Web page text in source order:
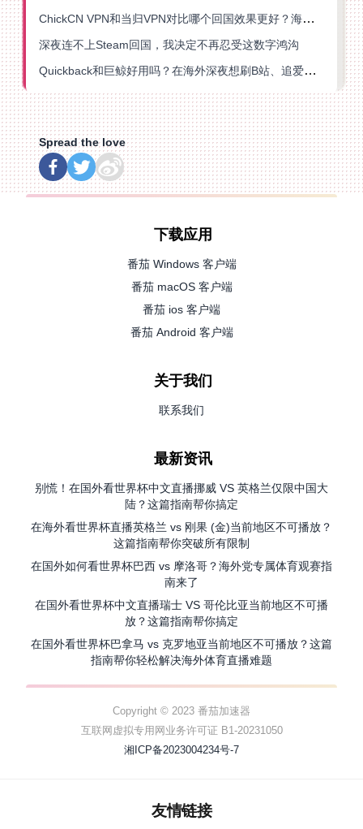
ChickCN VPN和当归VPN对比哪个回国效果更好？海外党亲测后选了它
深夜连不上Steam回国，我决定不再忍受这数字鸿沟
Quickback和巨鲸好用吗？在海外深夜想刷B站、追爱奇艺的你，或许正需要这份答案
Spread the love
下载应用
番茄 Windows 客户端
番茄 macOS 客户端
番茄 ios 客户端
番茄 Android 客户端
关于我们
联系我们
最新资讯
别慌！在国外看世界杯中文直播挪威 VS 英格兰仅限中国大
陆？这篇指南帮你搞定
在海外看世界杯直播英格兰 vs 刚果 (金)当前地区不可播放？
这篇指南帮你突破所有限制
在国外如何看世界杯巴西 vs 摩洛哥？海外党专属体育观赛指
南来了
在国外看世界杯中文直播瑞士 VS 哥伦比亚当前地区不可播
放？这篇指南帮你搞定
在国外看世界杯巴拿马 vs 克罗地亚当前地区不可播放？这篇
指南帮你轻松解决海外体育直播难题
Copyright © 2023 番茄加速器
互联网虚拟专用网业务许可证 B1-20231050
湘ICP备2023004234号-7
友情链接